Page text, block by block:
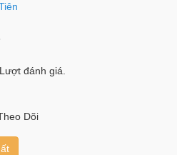
Lượt đánh giá.
Dõi